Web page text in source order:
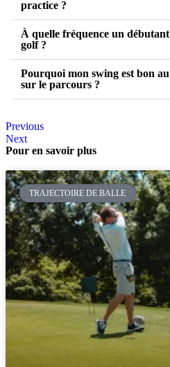
practice ?
À quelle fréquence un
golf ?
Pourquoi mon swing est bon
sur le parcours ?
Previous
Next
Pour en savoir plus
TRAJECTOIRE DE BALLE